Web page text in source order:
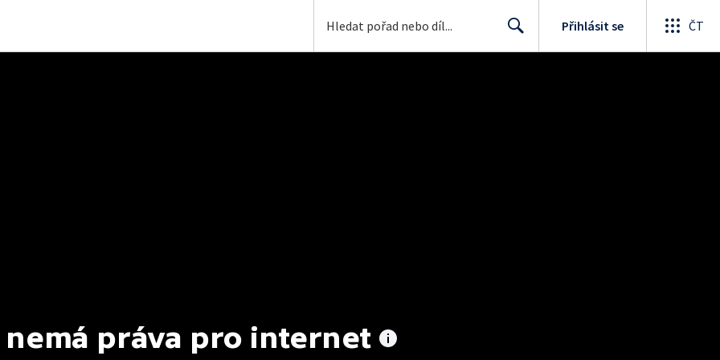
Přihlásit se ČT
nemá práva pro internet